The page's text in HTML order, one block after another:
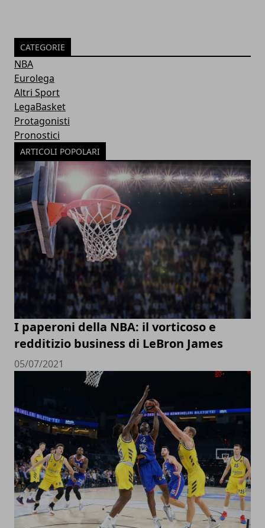
CATEGORIE
NBA
Eurolega
Altri Sport
LegaBasket
Protagonisti
Pronostici
ARTICOLI POPOLARI
I paperoni della NBA: il vorticoso e
redditizio business di LeBron James
05/07/2021